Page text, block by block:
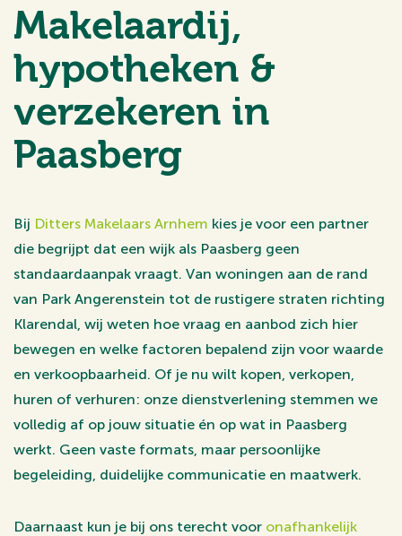
Makelaardij,
hypotheken &
verzekeren in
Paasberg
Bij Ditters Makelaars Arnhem kies je voor een partner
die begrijpt dat een wijk als Paasberg geen
standaardaanpak vraagt. Van woningen aan de rand
van Park Angerenstein tot de rustigere straten richting
Klarendal, wij weten hoe vraag en aanbod zich hier
bewegen en welke factoren bepalend zijn voor waarde
en verkoopbaarheid. Of je nu wilt kopen, verkopen,
huren of verhuren: onze dienstverlening stemmen we
volledig af op jouw situatie én op wat in Paasberg
werkt. Geen vaste formats, maar persoonlijke
begeleiding, duidelijke communicatie en maatwerk.
Daarnaast kun je bij ons terecht voor onafhankelijk